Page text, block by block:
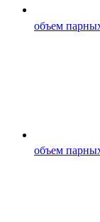
объем
объем